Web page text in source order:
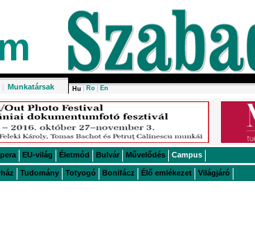
| Munkatársak Hu Ro En
EU-világ Életmód Bulvár Művelődés Campus
Tudomány Totyogó Bonifácz Élő emlékezet Világjáró